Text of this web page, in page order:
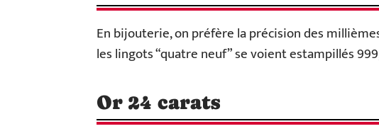
En bijouterie, on préfère la précision des
les lingots “quatre neuf” se voient estampillés
Or 24 carats